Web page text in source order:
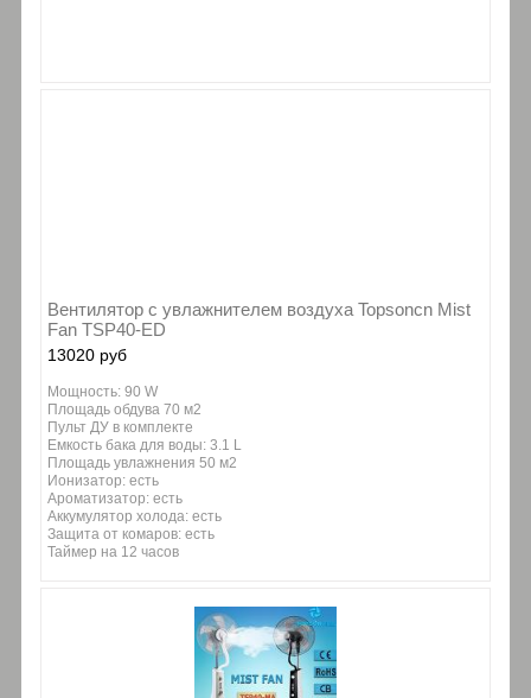
Вентилятор с увлажнителем воздуха Topsoncn Mist
Fan TSP40-ED
13020 руб
Мощность: 90 W
Площадь обдува 70 м2
Пульт ДУ в комплекте
Емкость бака для воды: 3.1 L
Площадь увлажнения 50 м2
Ионизатор: есть
Ароматизатор: есть
Аккумулятор холода: есть
Защита от комаров: есть
Таймер на 12 часов